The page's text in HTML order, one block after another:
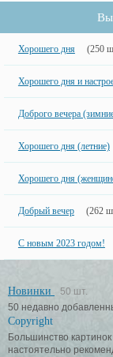
Хорошего дня (250
Хорошего дня и
Доброго вечера
Хорошего дня (летние)
Хорошего дня
Добрый вечер (262
С новым 2023 годом!
Новинки
50 шт.
50 недавно
Copyright
Большинство
настоятельно